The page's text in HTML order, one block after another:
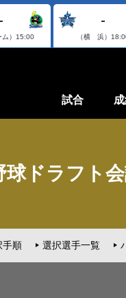
-
） 15:00
-
（横 浜）
試合
球ドラフト
手順 選択選手一覧